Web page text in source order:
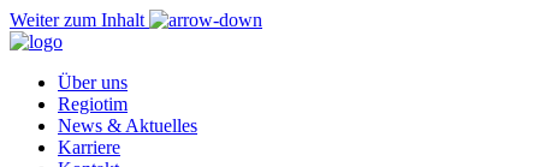
Weiter zum Inhalt
Über uns
Regiotim
News & Aktuelles
Karriere